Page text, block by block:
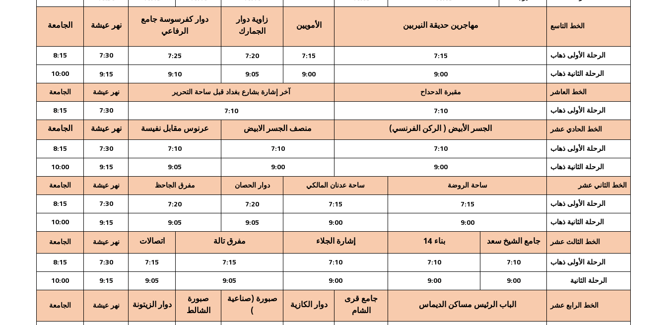
الخط التاسع مهاجرين حديقة النيربين الأمويين
زاوية دوار
الجمارك
دوار كفرسوسة جامع
الرفاعي
نهر عيشة الجامعة
الرحلة الأولى ذهاب 7:15
7:15
7:20
7:25
7:30
8:15
الرحلة الثانية ذهاب 9:00
9:00
9:05
9:10
9:15
10:00
الخط العاشر مقبرة الدحداح آخر إشارة بشارع بغداد قبل ساحة التحرير نهر عيشة
الجامعة
الرحلة الأولى ذهاب
7:10
7:10
7:30
8:15
الخط الحادي عشر الجسر الأبيض ( الركن الفرنسي) منصف الجسر الابيض عرنوس مقابل نفيسة نهر عيشة الجامعة
الرحلة الأولى ذهاب 7:10
7:10
7:10
7:30
8:15
الرحلة الثانية ذهاب 9:00
9:00
9:05
9:15
10:00
الخط الثاني عشر ساحة الروضة ساحة عدنان المالكي دوار الحصان مفرق الجاحظ نهر عيشة
الجامعة
الرحلة الأولى ذهاب
7:15
7:15
7:20
7:20
7:30
8:15
الرحلة الثانية ذهاب 9:00
9:00
9:05
9:05
9:15
10:00
الخط الثالث عشر جامع الشيخ سعد بناء 14 إشارة الجلاء مفرق تالة اتصالات نهر عيشة الجامعة
الرحلة الأولى ذهاب 7:10
7:10
7:10
7:15
7:15
7:30
8:15
الرحلة الثانية 9:00
9:00
9:00
9:05
9:05
9:15
10:00
الخط الرابع عشر الباب الرئيس مساكن الديماس
جامع قرى
الشام
دوار الكازية
صبورة (صناعية
)
صبورة
الشالط
دوار الزيتونة نهر عيشة الجامعة